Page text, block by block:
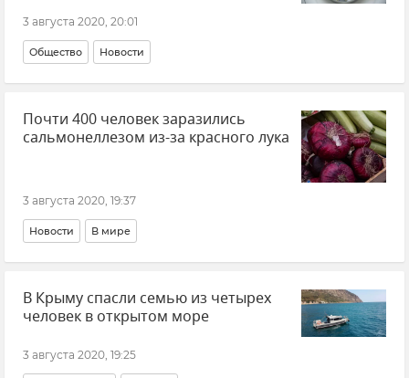
3 августа 2020, 20:01
Общество Новости
Почти 400 человек заразились
сальмонеллезом из-за красного лука
3 августа 2020, 19:37
Новости В мире
В Крыму спасли семью из четырех
человек в открытом море
3 августа 2020, 19:25